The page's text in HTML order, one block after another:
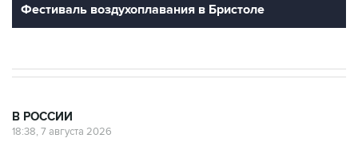
Фестиваль воздухоплавания в Бристоле
В РОССИИ
18:38, 7 августа 2026